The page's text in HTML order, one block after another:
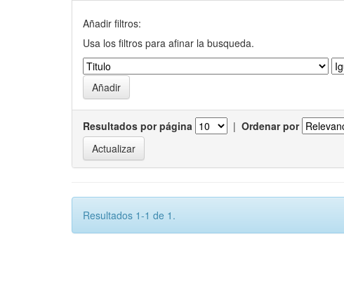
Añadir filtros:
Usa los filtros para afinar la busqueda.
Resultados por página | Ordenar por
Resultados 1-1 de 1.